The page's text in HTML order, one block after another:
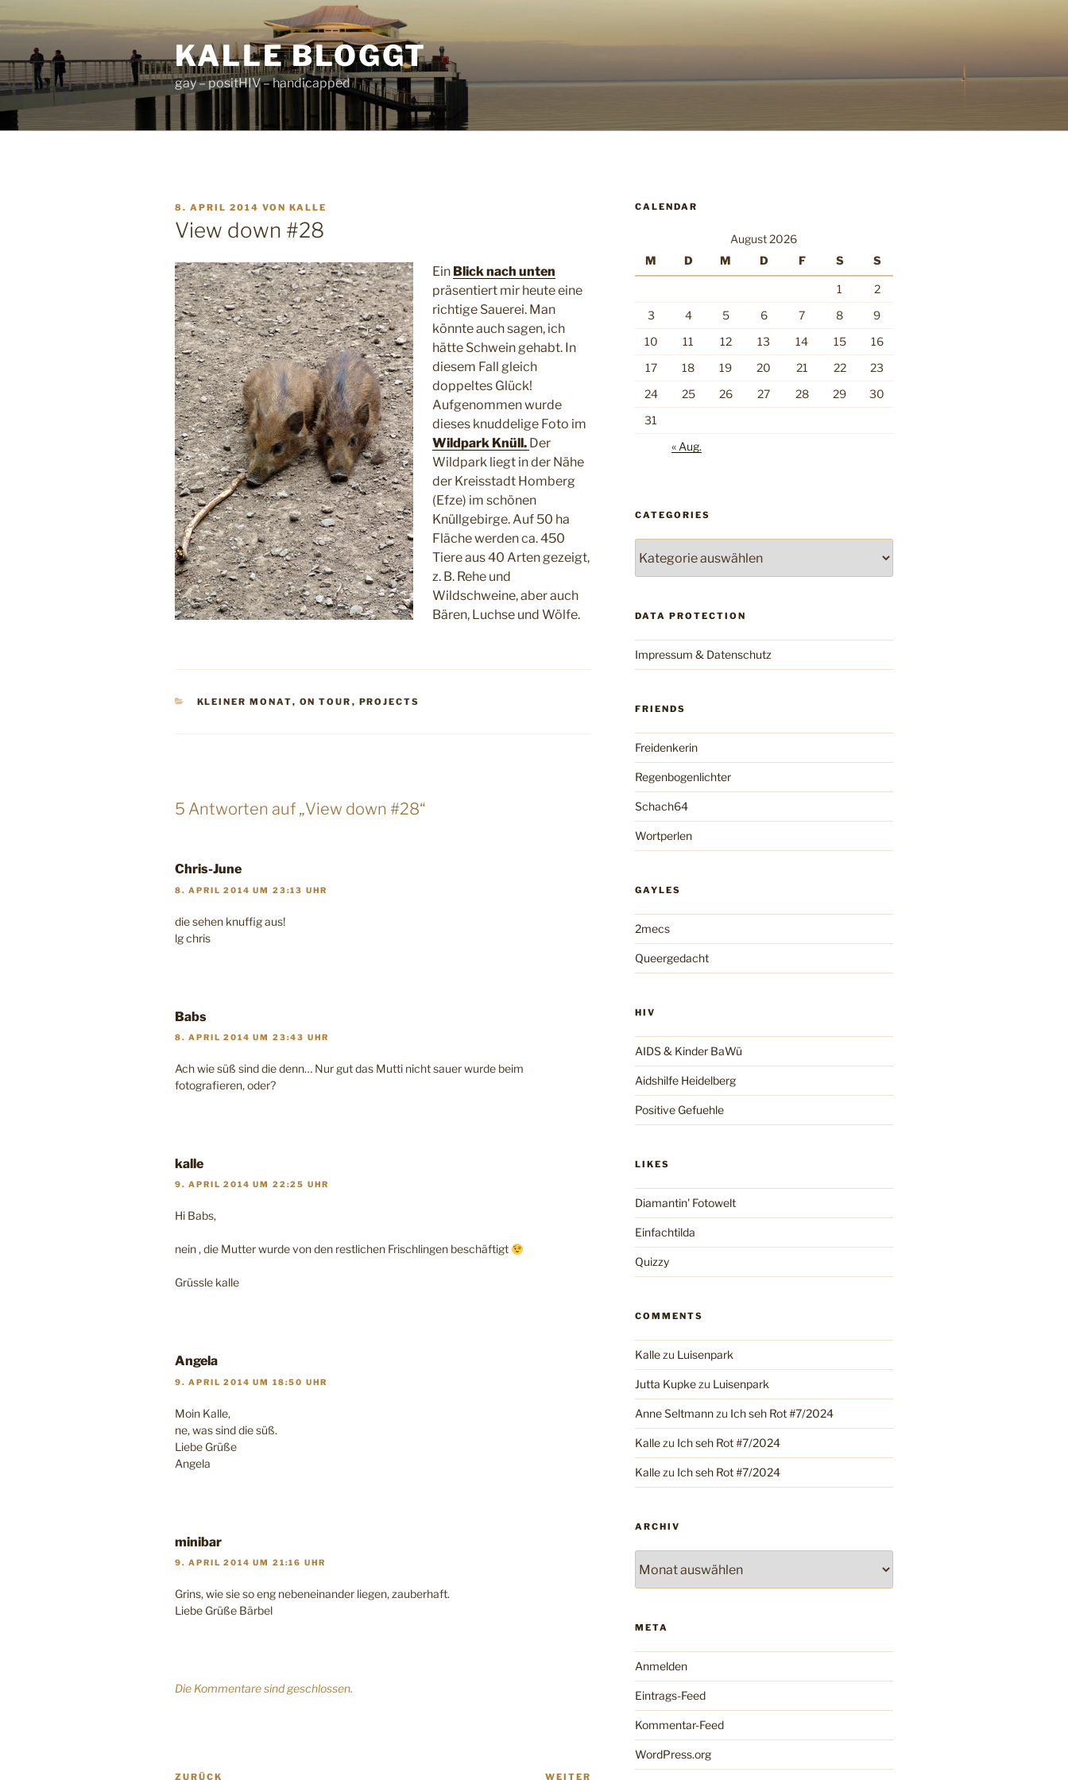
Inhalt
springen
KALLE BLOGGT
gay – positHIV – handicapped
VERÖFFENTLICHT
AM
8. APRIL 2014 VON KALLE
View down #28
Ein Blick nach unten
präsentiert mir heute eine
richtige Sauerei. Man
könnte auch sagen, ich
hätte Schwein gehabt. In
diesem Fall gleich
doppeltes Glück!
Aufgenommen wurde
dieses knuddelige Foto im
Wildpark Knüll. Der
Wildpark liegt in der Nähe
der Kreisstadt Homberg
(Efze) im schönen
Knüllgebirge. Auf 50 ha
Fläche werden ca. 450
Tiere aus 40 Arten gezeigt,
z. B. Rehe und
Wildschweine, aber auch
Bären, Luchse und Wölfe.
KATEGORIEN
KLEINER MONAT, ON TOUR , PROJECTS
5 Antworten auf „View down #28“
Chris-June
8. APRIL 2014 UM 23:13 UHR
die sehen knuffig aus!
lg chris
Babs
8. APRIL 2014 UM 23:43 UHR
Ach wie süß sind die denn… Nur gut das Mutti nicht sauer wurde beim
fotografieren, oder?
kalle
9. APRIL 2014 UM 22:25 UHR
Hi Babs,
nein , die Mutter wurde von den restlichen Frischlingen beschäftigt
Grüssle kalle
Angela
9. APRIL 2014 UM 18:50 UHR
Moin Kalle,
ne, was sind die süß.
Liebe Grüße
Angela
minibar
9. APRIL 2014 UM 21:16 UHR
Grins, wie sie so eng nebeneinander liegen, zauberhaft.
Liebe Grüße Bärbel
Die Kommentare sind geschlossen.
Beitragsnavigation
ZURÜCK WEITER
CALENDAR
August 2026
M
D M D F S S
1
2
3
4 5 6 7 8
9
10
11 12 13 14 15
16
17
18 19 20 21 22
23
24
25 26 27 28 29
30
31
« Aug.
CATEGORIES
DATA PROTECTION
Impressum & Datenschutz
FRIENDS
Freidenkerin
Regenbogenlichter
Schach64
Wortperlen
GAYLES
2mecs
Queergedacht
HIV
AIDS & Kinder BaWü
Aidshilfe Heidelberg
Positive Gefuehle
LIKES
Diamantin' Fotowelt
Einfachtilda
Quizzy
COMMENTS
Kallezu Luisenpark
Jutta Kupkezu Luisenpark
Anne Seltmannzu Ich seh Rot #7/2024
Kallezu Ich seh Rot #7/2024
Kallezu Ich seh Rot #7/2024
ARCHIV
META
Anmelden
Eintrags-Feed
Kommentar-Feed
WordPress.org